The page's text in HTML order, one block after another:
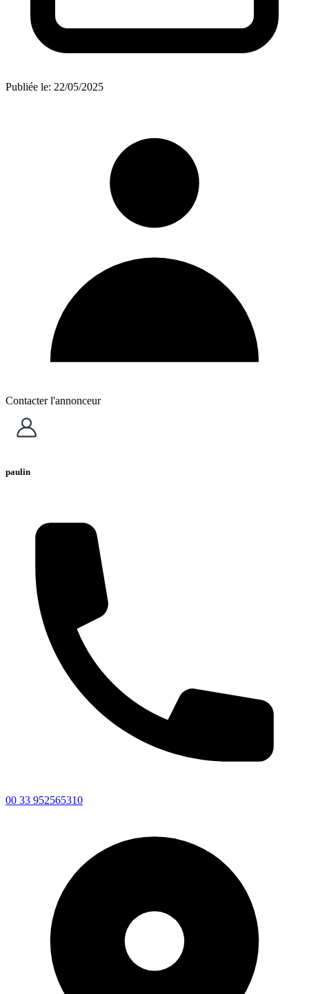
Publiée le: 22/05/2025
Contacter l'annonceur
paulin
00 33 952565310